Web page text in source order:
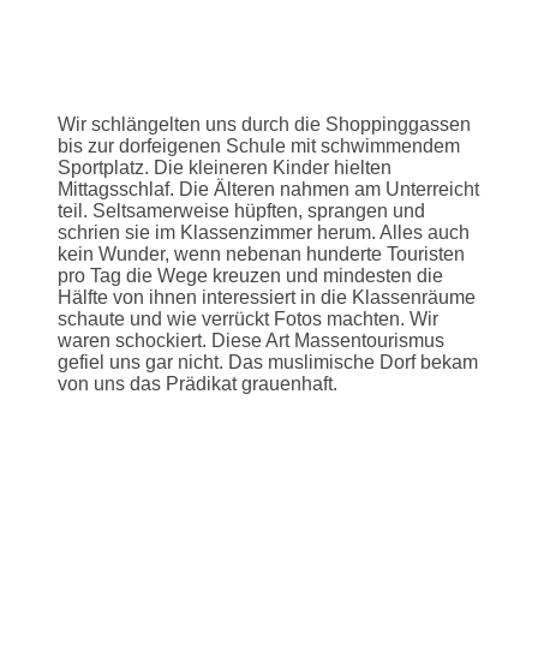
Wir schlängelten uns durch die Shoppinggassen
bis zur dorfeigenen Schule mit schwimmendem
Sportplatz. Die kleineren Kinder hielten
Mittagsschlaf. Die Älteren nahmen am Unterreicht
teil. Seltsamerweise hüpften, sprangen und
schrien sie im Klassenzimmer herum. Alles auch
kein Wunder, wenn nebenan hunderte Touristen
pro Tag die Wege kreuzen und mindesten die
Hälfte von ihnen interessiert in die Klassenräume
schaute und wie verrückt Fotos machten. Wir
waren schockiert. Diese Art Massentourismus
gefiel uns gar nicht. Das muslimische Dorf bekam
von uns das Prädikat grauenhaft.